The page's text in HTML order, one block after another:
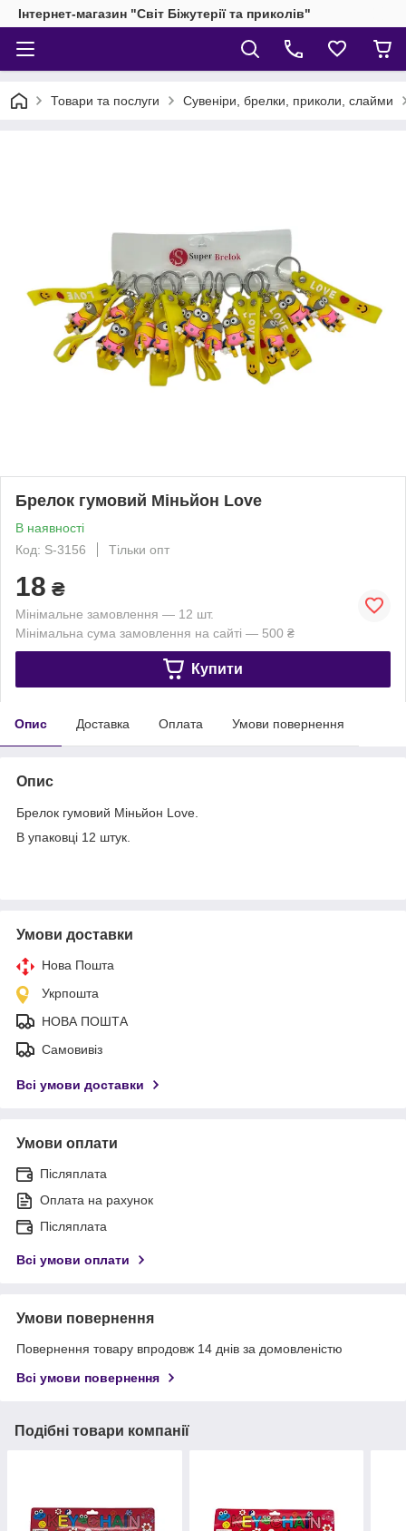
Інтернет-магазин "Світ Біжутерії та приколів"
Товари та послуги Сувеніри, брелки, приколи, слайми
Брелок гумовий Міньйон Love
В наявності
Код: S-3156
Тільки опт
18 ₴
Мінімальне замовлення — 12 шт.
Мінімальна сума замовлення на сайті — 500 ₴
Купити
Опис Доставка Оплата Умови повернення
Опис
Брелок гумовий Міньйон Love.
В упаковці 12 штук.
Умови доставки
Нова Пошта
Укрпошта
НОВА ПОШТА
Самовивіз
Всі умови доставки
Умови оплати
Післяплата
Оплата на рахунок
Післяплата
Всі умови оплати
Умови повернення
Повернення товару впродовж 14 днів за домовленістю
Всі умови повернення
Подібні товари компанії